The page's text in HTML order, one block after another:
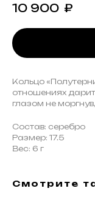
10 900 ₽
Кольцо
отношениях
глазом не
Состав: серебро
Размер: 17.5
Вес: 6 г
Смотрите